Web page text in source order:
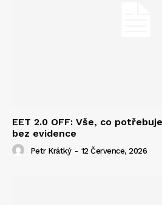
EET 2.0 OFF: Vše, co
bez evidence
Petr Krátký - 12 Července, 2026